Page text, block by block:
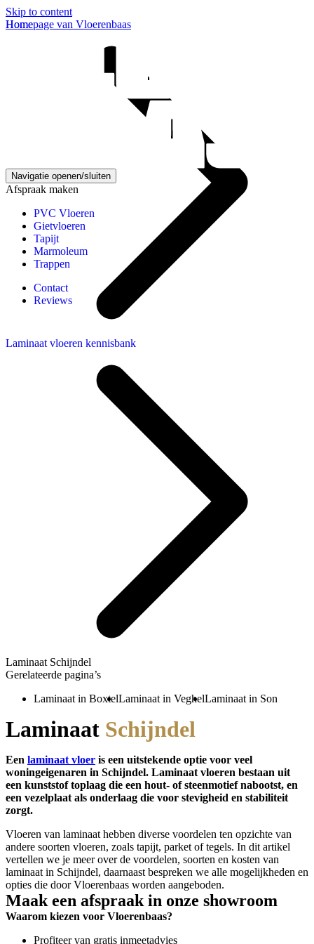
Skip to content
Homepage van Vloerenbaas
Navigatie openen/sluiten
Afspraak maken
PVC Vloeren
Gietvloeren
Tapijt
Marmoleum
Trappen
Contact
Reviews
Home
Laminaat vloeren kennisbank
Laminaat Schijndel
Gerelateerde pagina’s
Laminaat in BoxtelLaminaat in VeghelLaminaat in Son
Laminaat Schijndel
Een laminaat vloer is een uitstekende optie voor veel
woningeigenaren in Schijndel. Laminaat vloeren bestaan uit
een kunststof toplaag die een hout- of steenmotief nabootst, en
een vezelplaat als onderlaag die voor stevigheid en stabiliteit
zorgt.
Vloeren van laminaat hebben diverse voordelen ten opzichte van
andere soorten vloeren, zoals tapijt, parket of tegels. In dit artikel
vertellen we je meer over de voordelen, soorten en kosten van
laminaat in Schijndel, daarnaast bespreken we alle mogelijkheden en
opties die door Vloerenbaas worden aangeboden.
Maak een afspraak in onze showroom
Waarom kiezen voor Vloerenbaas?
Profiteer van gratis inmeetadvies